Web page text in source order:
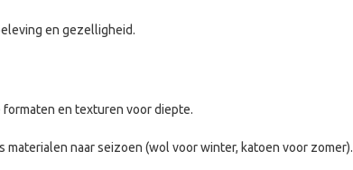
en gezelligheid.
en texturen voor diepte.
naar seizoen (wol voor winter, katoen voor zomer).